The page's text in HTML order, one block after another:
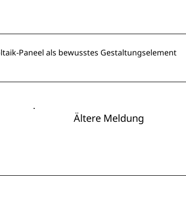
Paneel als bewusstes Gestaltungselement
Ältere Meldung